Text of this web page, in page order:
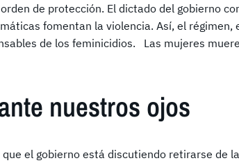
de protección. El dictado del gobierno
fomentan la violencia. Así, el régimen,
de los feminicidios. Las mujeres
nuestros ojos
el gobierno está discutiendo retirarse de la